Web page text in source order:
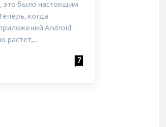
это было настоящим
когда
Android
растет,...
7